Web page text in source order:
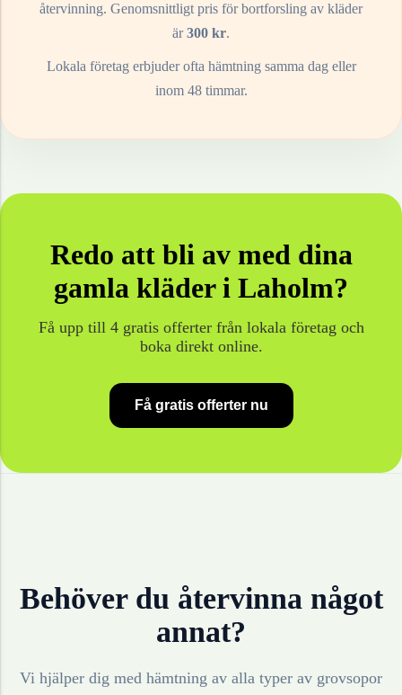
återvinning. Genomsnittligt pris för bortforsling av kläder
är300 kr.
Lokala företag erbjuder ofta hämtning samma dag eller
inom 48 timmar.
Redo att bli av med dina
gamla kläderi Laholm?
Få upp till 4 gratis offerter från lokala företag och
boka direkt online.
Få gratis offerter nu
Behöver du återvinna något
annat?
Vi hjälper dig med hämtning av alla typer av grovsopor